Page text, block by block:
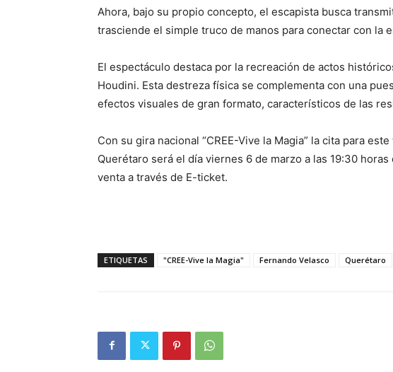
Ahora, bajo su propio concepto, el escapista busca
trasciende el simple truco de manos para conectar con la
El espectáculo destaca por la recreación de actos
Houdini. Esta destreza física se complementa con una
efectos visuales de gran formato, característicos de las
Con su gira nacional “CREE-Vive la Magia” la cita para
Querétaro será el día viernes 6 de marzo a las 19:30
venta a través de E-ticket.
ETIQUETAS "CREE-Vive la Magia" Fernando Velasco Querétaro